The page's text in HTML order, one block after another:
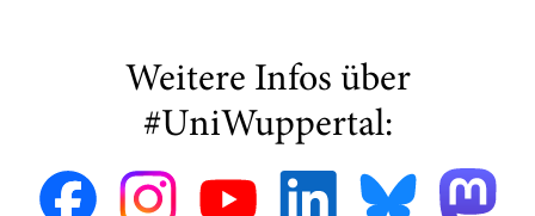
Weitere Infos über
#UniWuppertal: